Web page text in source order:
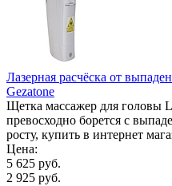
Лазерная расчёска от
Gezatone
Щетка массажер для головы
превосходно борется с
росту, купить в интернет
Цена:
5 625 руб.
2 925 руб.